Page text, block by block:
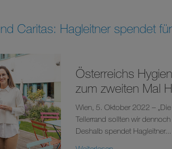
Caritas: Hagleitner spendet
Österreichs
zum zweiten Mal
Wien, 5. Oktober 2022 –
Tellerrand sollten wir
Deshalb spendet Hagleitner...